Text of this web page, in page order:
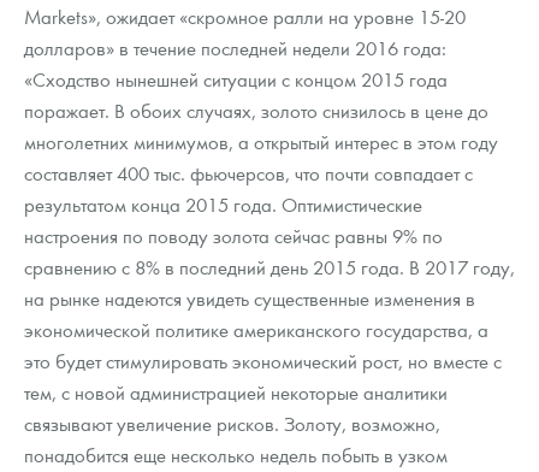
Markets», ожидает «скромное ралли на уровне 15-20
долларов» в течение последней недели 2016 года:
«Сходство нынешней ситуации с концом 2015 года
поражает. В обоих случаях, золото снизилось в цене до
многолетних минимумов, а открытый интерес в этом году
составляет 400 тыс. фьючерсов, что почти совпадает с
результатом конца 2015 года. Оптимистические
настроения по поводу золота сейчас равны 9% по
сравнению с 8% в последний день 2015 года. В 2017 году,
на рынке надеются увидеть существенные изменения в
экономической политике американского государства, а
это будет стимулировать экономический рост, но вместе с
тем, с новой администрацией некоторые аналитики
связывают увеличение рисков. Золоту, возможно,
понадобится еще несколько недель побыть в узком